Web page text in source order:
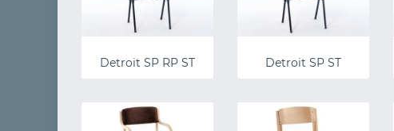
Detroit SP RP ST Detroit SP ST